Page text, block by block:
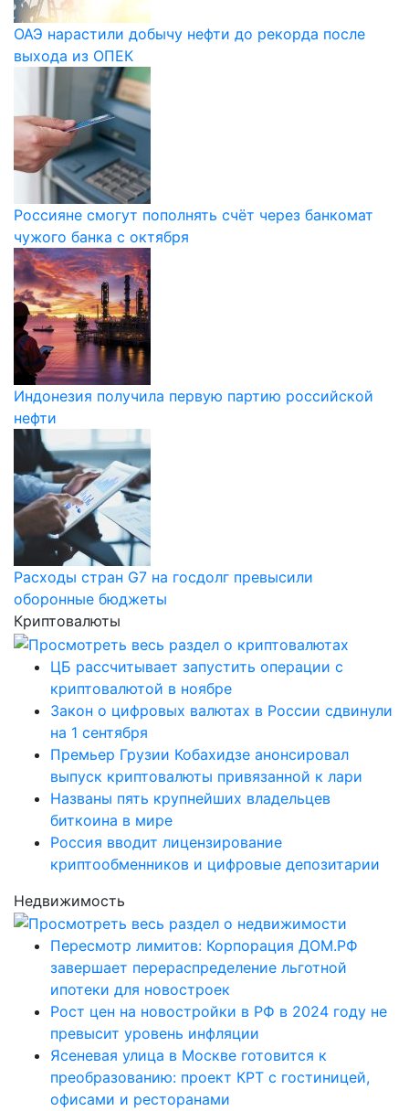
ОАЭ нарастили добычу нефти до рекорда после
выхода из ОПЕК
Россияне смогут пополнять счёт через банкомат
чужого банка с октября
Индонезия получила первую партию российской
нефти
Расходы стран G7 на госдолг превысили
оборонные бюджеты
Криптовалюты
ЦБ рассчитывает запустить операции с
криптовалютой в ноябре
Закон о цифровых валютах в России сдвинули
на 1 сентября
Премьер Грузии Кобахидзе анонсировал
выпуск криптовалюты привязанной к лари
Названы пять крупнейших владельцев
биткоина в мире
Россия вводит лицензирование
криптообменников и цифровые депозитарии
Недвижимость
Пересмотр лимитов: Корпорация ДОМ.РФ
завершает перераспределение льготной
ипотеки для новостроек
Рост цен на новостройки в РФ в 2024 году не
превысит уровень инфляции
Ясеневая улица в Москве готовится к
преобразованию: проект КРТ с гостиницей,
офисами и ресторанами